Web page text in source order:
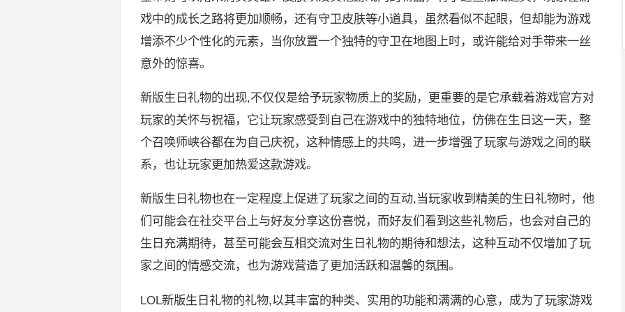
戏中的成长之路将更加顺畅，还有守卫皮肤等小道具，虽然看似不起眼，但却能为游戏
增添不少个性化的元素，当你放置一个独特的守卫在地图上时，或许能给对手带来一丝
意外的惊喜。
新版生日礼物的出现,不仅仅是给予玩家物质上的奖励，更重要的是它承载着游戏官方对
玩家的关怀与祝福，它让玩家感受到自己在游戏中的独特地位，仿佛在生日这一天，整
个召唤师峡谷都在为自己庆祝，这种情感上的共鸣，进一步增强了玩家与游戏之间的联
系，也让玩家更加热爱这款游戏。
新版生日礼物也在一定程度上促进了玩家之间的互动,当玩家收到精美的生日礼物时，他
们可能会在社交平台上与好友分享这份喜悦，而好友们看到这些礼物后，也会对自己的
生日充满期待，甚至可能会互相交流对生日礼物的期待和想法，这种互动不仅增加了玩
家之间的情感交流，也为游戏营造了更加活跃和温馨的氛围。
LOL新版生日礼物的礼物,以其丰富的种类、实用的功能和满满的心意，成为了玩家游戏